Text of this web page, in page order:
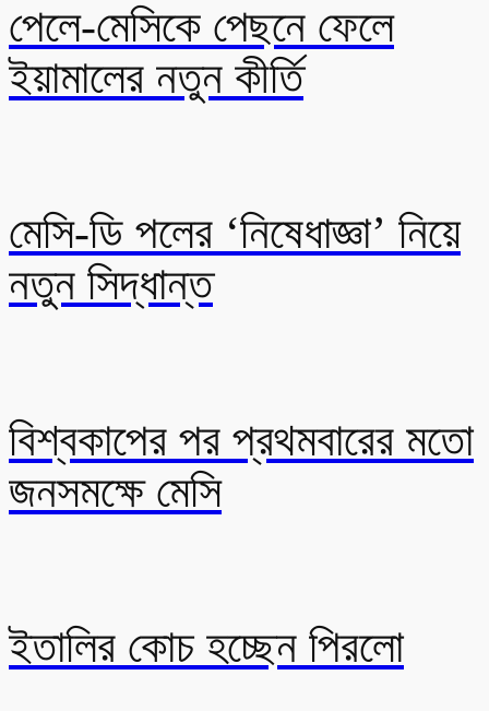
পেলে-মেসিকে পেছনে ফেলে
ইয়ামালের নতুন কীর্তি
মেসি-ডি পলের ‘নিষেধাজ্ঞা’ নিয়ে
নতুন সিদ্ধান্ত
বিশ্বকাপের পর প্রথমবারের মতো
জনসমক্ষে মেসি
ইতালির কোচ হচ্ছেন পিরলো